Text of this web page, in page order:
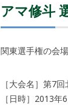
アマ修斗
関東選手権の会
［大会名］第7
［日時］2013年